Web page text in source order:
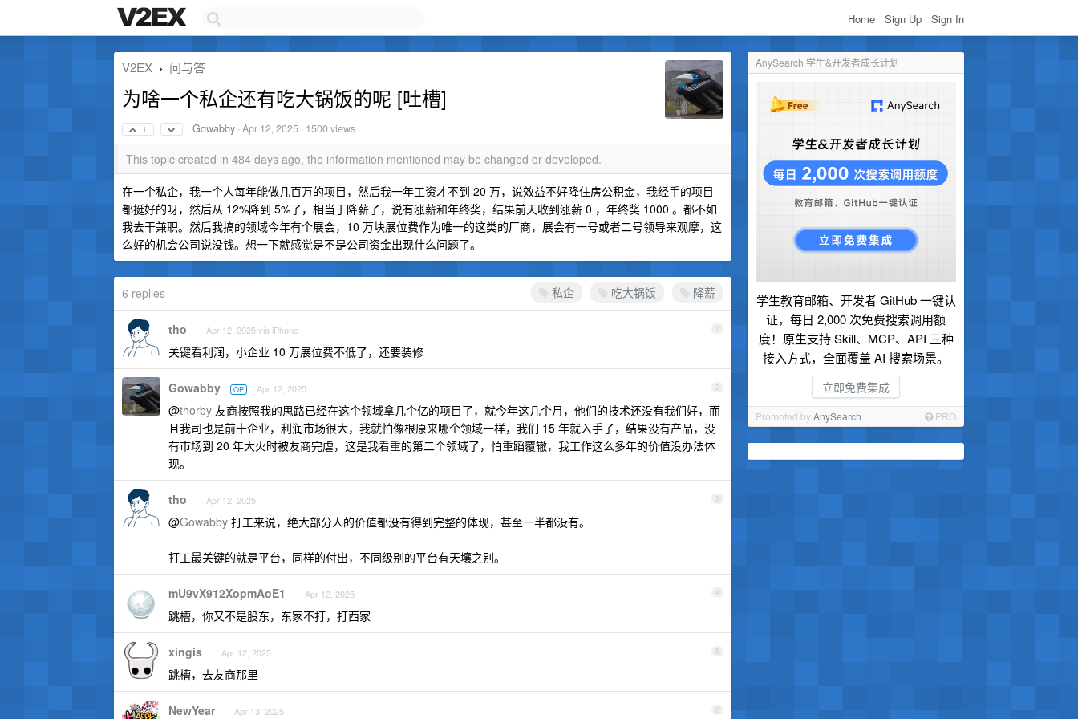
Home Sign Up Sign In
AnySearch 学生&开发者成长计划
学生教育邮箱、开发者 GitHub 一键认
证，每日 2,000 次免费搜索调用额
度！原生支持 Skill、MCP、API 三种
接入方式，全面覆盖 AI 搜索场景。
立即免费集成
Promoted byAnySearch PRO
V2EX › 问与答
为啥一个私企还有吃大锅饭的呢 [吐槽]
1 Gowabby ·Apr 12, 2025 · 1500 views
This topic created in 484 days ago, the information mentioned may be changed or developed.
在一个私企，我一个人每年能做几百万的项目，然后我一年工资才不到 20 万，说效益不好降住房公积金，我经手的项目
都挺好的呀，然后从 12%降到 5%了，相当于降薪了，说有涨薪和年终奖，结果前天收到涨薪 0 ，年终奖 1000 。都不如
我去干兼职。然后我搞的领域今年有个展会，10 万块展位费作为唯一的这类的厂商，展会有一号或者二号领导来观摩，这
么好的机会公司说没钱。想一下就感觉是不是公司资金出现什么问题了。
私企 吃大锅饭 降薪
6 replies
1
tho Apr 12, 2025 via iPhone
关键看利润，小企业 10 万展位费不低了，还要装修
2
Gowabby OP Apr 12, 2025
@thorby 友商按照我的思路已经在这个领域拿几个亿的项目了，就今年这几个月，他们的技术还没有我们好，而
且我司也是前十企业，利润市场很大，我就怕像根原来哪个领域一样，我们 15 年就入手了，结果没有产品，没
有市场到 20 年大火时被友商完虐，这是我看重的第二个领域了，怕重蹈覆辙，我工作这么多年的价值没办法体
现。
3
tho Apr 12, 2025
@Gowabby 打工来说，绝大部分人的价值都没有得到完整的体现，甚至一半都没有。
打工最关键的就是平台，同样的付出，不同级别的平台有天壤之别。
4
mU9vX912XopmAoE1 Apr 12, 2025
跳槽，你又不是股东，东家不打，打西家
5
xingis Apr 12, 2025
跳槽，去友商那里
6
NewYear Apr 13, 2025